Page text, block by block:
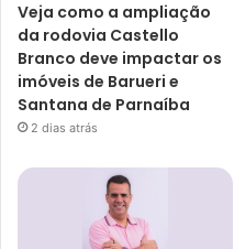
Veja como a ampliação
da rodovia Castello
Branco deve impactar os
imóveis de Barueri e
Santana de Parnaíba
2 dias atrás